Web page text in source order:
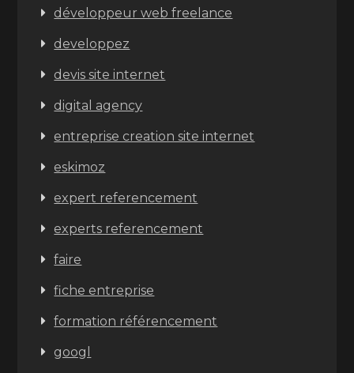
développeur web freelance
developpez
devis site internet
digital agency
entreprise creation site internet
eskimoz
expert referencement
experts referencement
faire
fiche entreprise
formation référencement
googl